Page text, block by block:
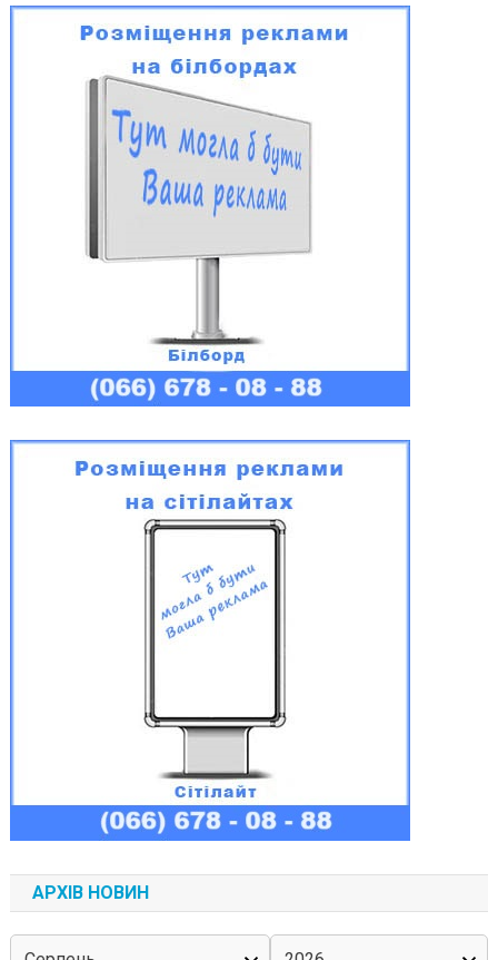
АРХІВ НОВИН